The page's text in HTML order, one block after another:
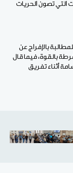
التي تصون الحريات
بالإفراج عن
بالقوة، فيما قال
أثناء تفريق